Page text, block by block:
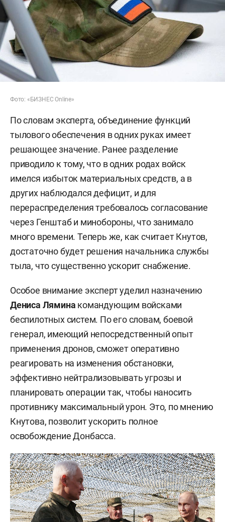
Фото: «БИЗНЕС Online»
По словам эксперта, объединение функций
тылового обеспечения в одних руках имеет
решающее значение. Ранее разделение
приводило к тому, что в одних родах войск
имелся избыток материальных средств, а в
других наблюдался дефицит, и для
перераспределения требовалось согласование
через Генштаб и минобороны, что занимало
много времени. Теперь же, как считает Кнутов,
достаточно будет решения начальника службы
тыла, что существенно ускорит снабжение.
Особое внимание эксперт уделил назначению
Дениса Лямина командующим войсками
беспилотных систем. По его словам, боевой
генерал, имеющий непосредственный опыт
применения дронов, сможет оперативно
реагировать на изменения обстановки,
эффективно нейтрализовывать угрозы и
планировать операции так, чтобы наносить
противнику максимальный урон. Это, по мнению
Кнутова, позволит ускорить полное
освобождение Донбасса.